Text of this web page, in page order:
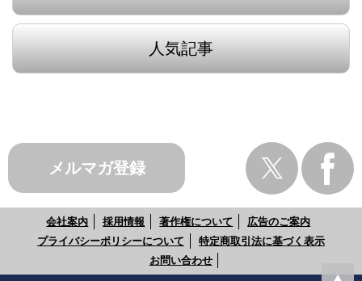
人気記事
メルマガ登録
会社案内 採用情報 著作権について
広告のご案内
プライバシーポリシーについて
特定商取引法に基づく表示
お問い合わせ